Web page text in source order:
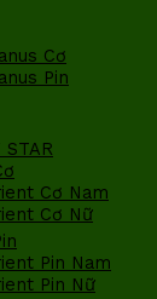
Cơ
Pin
STAR
Cơ Nam
Cơ Nữ
Pin Nam
Pin Nữ